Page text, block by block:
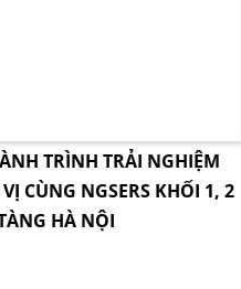
TRÌNH TRẢI NGHIỆM
CÙNG NGSERS KHỐI 1, 2
HÀ NỘI